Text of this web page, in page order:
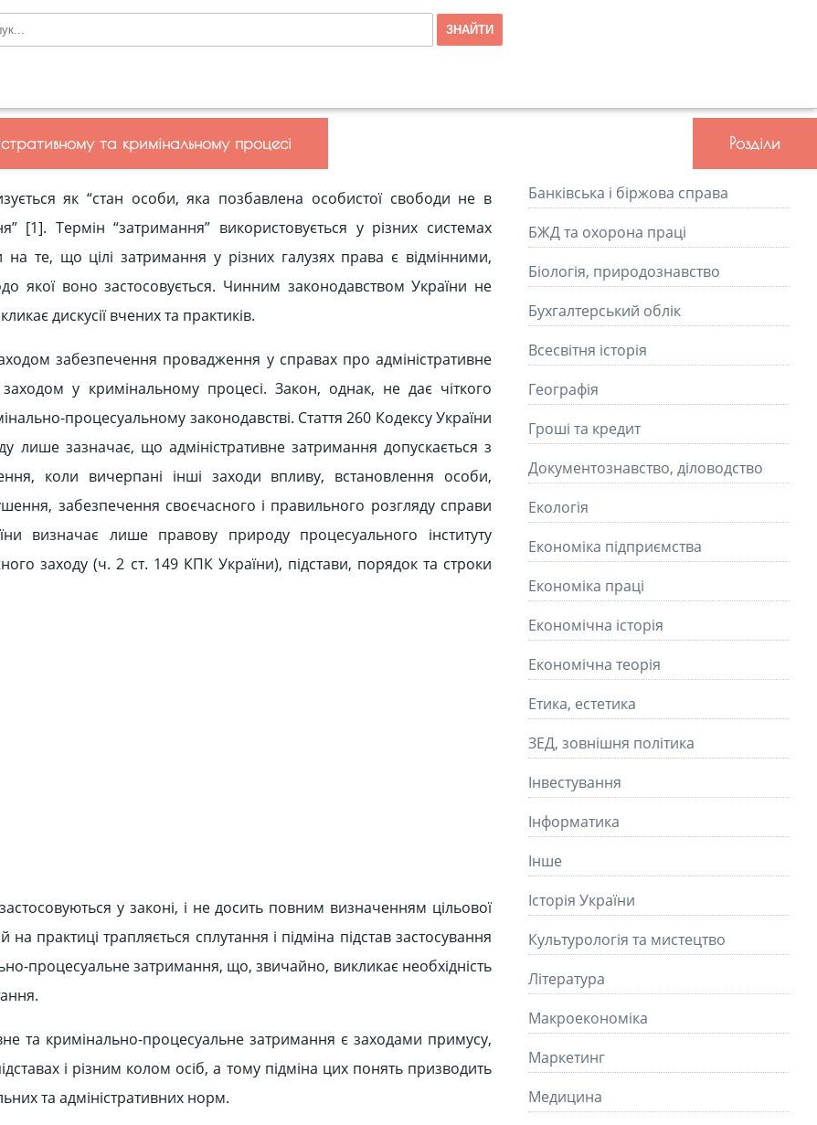
та кримінальному процесі
як “стан особи, яка позбавлена особистої свободи не в
[1]. Термін “затримання” використовується у різних системах
те, що цілі затримання у різних галузях права є відмінними,
якої воно застосовується. Чинним законодавством України не
дискусії вчених та практиків.
забезпечення провадження у справах про адміністративне
у кримінальному процесі. Закон, однак, не дає чіткого
процесуальному законодавстві. Стаття 260 Кодексу України
лише зазначає, що адміністративне затримання допускається з
коли вичерпані інші заходи впливу, встановлення особи,
забезпечення своєчасного і правильного розгляду справи
визначає лише правову природу процесуального інституту
заходу (ч. 2 ст. 149 КПК України), підстави, порядок та строки
у законі, і не досить повним визначенням цільової
практиці трапляється сплутання і підміна підстав застосування
процесуальне затримання, що, звичайно, викликає необхідність
та кримінально-процесуальне затримання є заходами примусу,
і різним колом осіб, а тому підміна цих понять призводить
та адміністративних норм.
Розділи
Банківська і біржова справа
БЖД та охорона праці
Біологія, природознавство
Бухгалтерський облік
Всесвітня історія
Географія
Гроші та кредит
Документознавство, діловодство
Екологія
Економіка підприємства
Економіка праці
Економічна історія
Економічна теорія
Етика, естетика
ЗЕД, зовнішня політика
Інвестування
Інформатика
Інше
Історія України
Культурологія та мистецтво
Літературa
Макроекономіка
Маркетинг
Медицина